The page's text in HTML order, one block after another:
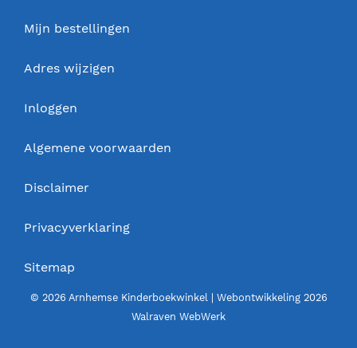
Mijn bestellingen
Adres wijzigen
Inloggen
Algemene voorwaarden
Disclaimer
Privacyverklaring
Sitemap
© 2026 Arnhemse Kinderboekwinkel | Webontwikkeling 2026
Walraven WebWerk